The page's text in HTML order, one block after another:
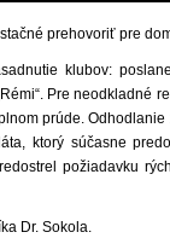
pre­hovoriť pre
klu­bov:
Pre neodkladné
prúde.
ktorý súčasne
požiadavku
Dr. Sokola.